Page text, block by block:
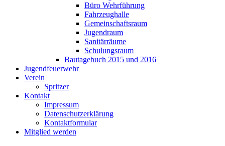
Büro Wehrführung
Fahrzeughalle
Gemeinschaftsraum
Jugendraum
Sanitärräume
Schulungsraum
Bautagebuch 2015 und 2016
Jugendfeuerwehr
Verein
Spritzer
Kontakt
Impressum
Datenschutzerklärung
Kontaktformular
Mitglied werden